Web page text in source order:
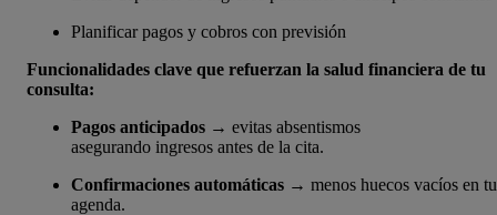
Planificar pagos y cobros con previsión
Funcionalidades clave que refuerzan la salud financiera de tu
consulta:
Pagos anticipados → evitas absentismos
asegurando ingresos antes de la cita.
Confirmaciones automáticas → menos huecos vacíos en tu
agenda.